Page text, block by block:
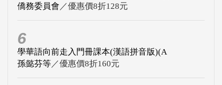
僑務委員會 ／優惠價8折128元
6
學華語向前走入門冊課本(漢語拼音版)(A
孫懿芬等／優惠價8折160元